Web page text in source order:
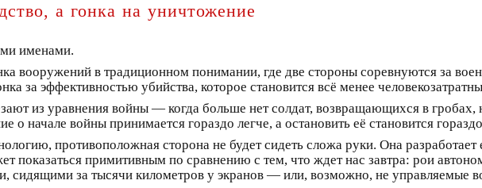
а гонка на уничтожение
именами.
вооружений в традиционном понимании, где две стороны соревнуются за
за эффективностью убийства, которое становится всё менее
из уравнения войны — когда больше нет солдат, возвращающихся в
начале войны принимается гораздо легче, а остановить её становится
противоположная сторона не будет сидеть сложа руки. Она
показаться примитивным по сравнению с тем, что ждет нас завтра: рои
сидящими за тысячи километров у экранов — или, возможно, не управляемые